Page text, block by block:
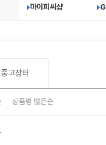
마이피씨샵
중고장터
상품평 많은순